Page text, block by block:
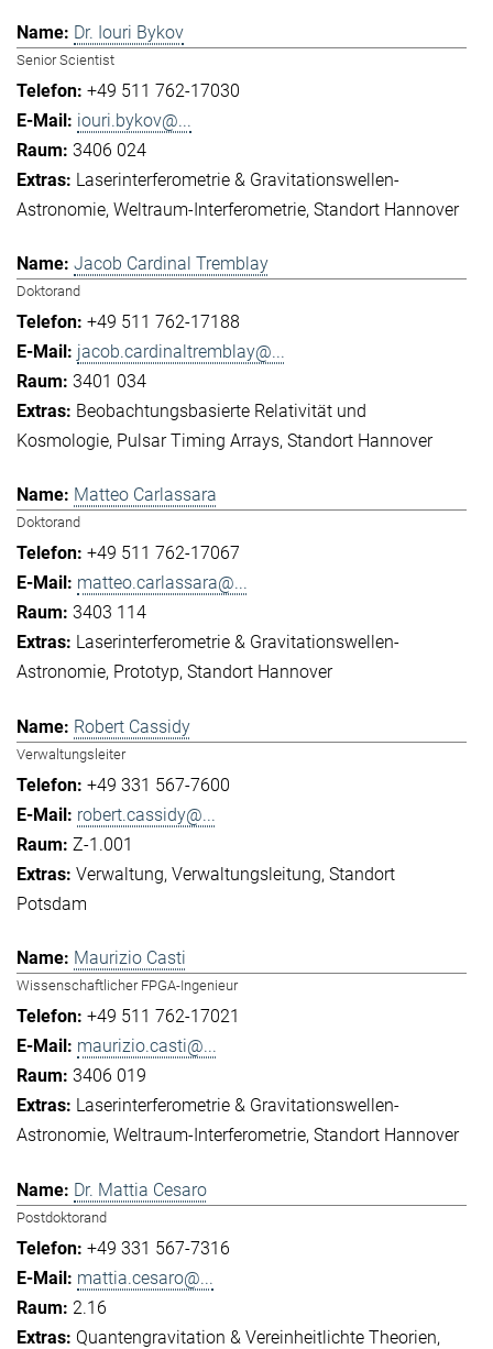
Dr. Iouri Bykov
Senior Scientist
+49 511 762-17030
iouri.bykov@...
3406 024
Laserinterferometrie & Gravitationswellen-
Astronomie Weltraum-Interferometrie Standort Hannover
Jacob Cardinal Tremblay
Doktorand
+49 511 762-17188
jacob.cardinaltremblay@...
3401 034
Beobachtungsbasierte Relativität und
Kosmologie Pulsar Timing Arrays Standort Hannover
Matteo Carlassara
Doktorand
+49 511 762-17067
matteo.carlassara@...
3403 114
Laserinterferometrie & Gravitationswellen-
Astronomie Prototyp Standort Hannover
Robert Cassidy
Verwaltungsleiter
+49 331 567-7600
robert.cassidy@...
Z-1.001
Verwaltung Verwaltungsleitung Standort
Potsdam
Maurizio Casti
Wissenschaftlicher FPGA-Ingenieur
+49 511 762-17021
maurizio.casti@...
3406 019
Laserinterferometrie & Gravitationswellen-
Astronomie Weltraum-Interferometrie Standort Hannover
Dr. Mattia Cesaro
Postdoktorand
+49 331 567-7316
mattia.cesaro@...
2.16
Quantengravitation & Vereinheitlichte Theorien